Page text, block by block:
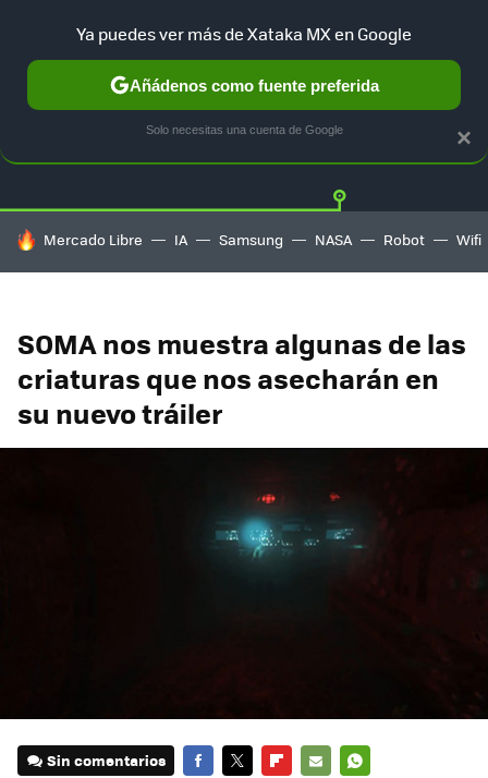
Twitter
HOY SE HABLA DE
Mercado Libre IA Samsung NASA Robot Wifi
SOMA nos muestra algunas de las
criaturas que nos asecharán en
su nuevo tráiler
Sin comentarios
×
Ya puedes ver más de Xataka MX en Google
Añádenos como fuente preferida
Solo necesitas una cuenta de Google